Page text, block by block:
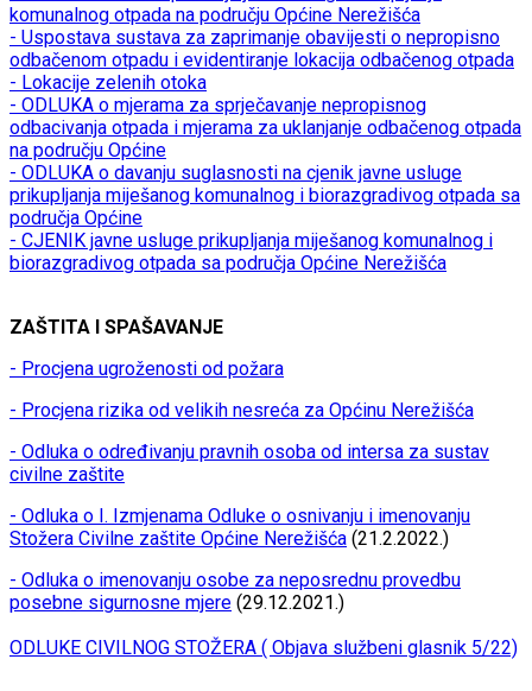
komunalnog otpada na području Općine Nerežišća
- Uspostava sustava za zaprimanje obavijesti o nepropisno
odbačenom otpadu i evidentiranje lokacija odbačenog otpada
- Lokacije zelenih otoka
- ODLUKA o mjerama za sprječavanje nepropisnog
odbacivanja otpada i mjerama za uklanjanje odbačenog otpada
na području Općine
- ODLUKA o davanju suglasnosti na cjenik javne usluge
prikupljanja miješanog komunalnog i biorazgradivog otpada sa
područja Općine
- CJENIK javne usluge prikupljanja miješanog komunalnog i
biorazgradivog otpada sa područja Općine Nerežišća
ZAŠTITA I SPAŠAVANJE
- Procjena ugroženosti od požara
- Procjena rizika od velikih nesreća za Općinu Nerežišća
- Odluka o određivanju pravnih osoba od intersa za sustav
civilne zaštite
- Odluka o I. Izmjenama Odluke o osnivanju i imenovanju
Stožera Civilne zaštite Općine Nerežišća (21.2.2022.)
- Odluka o imenovanju osobe za neposrednu provedbu
posebne sigurnosne mjere (29.12.2021.)
ODLUKE CIVILNOG STOŽERA ( Objava službeni glasnik 5/22)